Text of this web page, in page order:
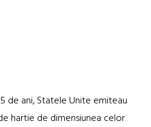
de ani, Statele Unite emiteau
hartie de dimensiunea celor